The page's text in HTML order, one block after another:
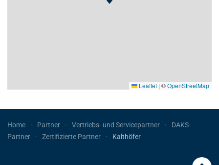
Leaflet | ©OpenStreetMap
Home Partner Vertriebs- und Servicepartner
DAKS-
Partner
Zertifizierte Partner Kalthöfer